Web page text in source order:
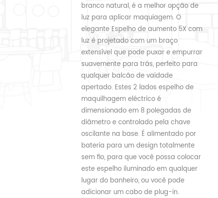
branco natural, é a melhor opção de
luz para aplicar maquiagem. O
elegante Espelho de aumento 5X com
luz é projetado com um braço
extensível que pode puxar e empurrar
suavemente para trás, perfeito para
qualquer balcão de vaidade
apertado. Estes 2 lados espelho de
maquilhagem eléctrico é
dimensionado em 8 polegadas de
diâmetro e controlado pela chave
oscilante na base. É alimentado por
bateria para um design totalmente
sem fio, para que você possa colocar
este espelho iluminado em qualquer
lugar do banheiro, ou você pode
adicionar um cabo de plug-in.